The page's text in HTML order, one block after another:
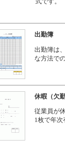
出勤簿
出勤簿は
な方法で
休暇（欠
従業員が
1枚で年